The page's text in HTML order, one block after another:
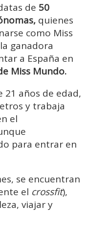
de 50
quienes
como Miss
ganadora
a España en
Miss Mundo.
años de edad,
y trabaja
el
para entrar en
se encuentran
el crossfit),
viajar y